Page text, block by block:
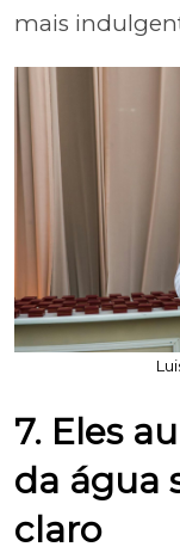
mais
7. Eles
da água
claro